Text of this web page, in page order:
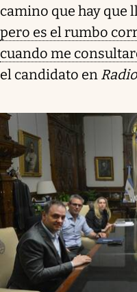
camino que hay que
pero es el rumbo
cuando me
el candidato en